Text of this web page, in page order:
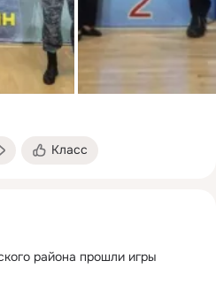
Класс
района прошли игры